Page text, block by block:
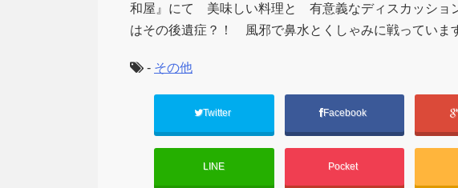
和屋』にて 美味しい料理と 有意義なディスカッショ
はその後遺症？！ 風邪で鼻水とくしゃみに戦っていま
- その他
Twitter Facebook
LINE Pocket